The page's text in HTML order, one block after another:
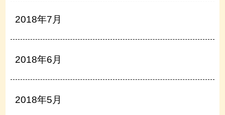
2018年7月
2018年6月
2018年5月